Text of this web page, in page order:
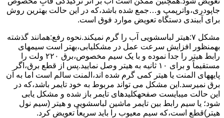
ﺟﺎﭘﻮدری،واترپمپ و…جمع شده ﺑﺎﺷﺪ،ﮐﻪ در این حالت بهترین روش
برای آببندی دستگاه ﺗﻌﻮﯾﺾ ﻣﻮارد ﻓﻮق اﺳﺖ.
مشکل ۷:ﻫﯿﺘﺮ لباسشویی آب را ﮔﺮم نمیکند.نحوه رﻓﻊ:ﻫﻤﺎﻧﻨﺪ ﮔﺬﺷﺘﻪ
بهمنظور اﻓﺰاﯾﺶ ﺳﺮﻋﺖ ﻋﻤﻞ در مشکلیابی،بهتر است سیمهای
راﺑﻂ ﻫﯿﺘﺮ را ﺟﺪا ﻧﻤﻮده و ﺑﺎ ﯾﮏ ﺳﯿﻢ ﻣﺨﺼﻮص،برق ۲۲۰ ولت را
مستقیماً و برای ۱۰ ﺛﺎﻧﯿﻪ ﺑﻪ ﻫﯿﺘﺮ وصل نمایید.ﭘﺲ از ﻗﻄﻊ ﺑﺮق،اﮔﺮ
پایههای اﻟﻤﻨﺖ یا هیتر کمی ﮔﺮم ﺷﺪه اند،اﻟﻤﻨﺖ ﺳﺎﻟﻢ است اما ﺑﻪ آن
ﺑﺮق نمیرسد.اﯾﻦ ﻣﺸﮑﻞ می تواند مربوط به ﺧﻮد ﺗﺎﯾﻤﺮ باشد،ﮐﻪ در
این حالت میبایست صفحهکلیدهای ﺗﺎﯾﻤﺮ باز شده و مشکل یابی
شود؛ ﯾﺎ ﺳﯿﻢ راﺑﻂ ﺑﯿﻦ ﺗﺎﯾﻤﺮ ماشین لباسشویی و ﻫﯿﺘﺮ (سیم ﻧﻮل
ﻫﯿﺘﺮ)ﻗﻄﻊ اﺳﺖ،ﮐﻪ ﺳﯿﻢ ﻣﻌﯿﻮب را ﺑﺎﯾﺪ سریعاً ﺗﻌﻮﯾﺾ کرد.